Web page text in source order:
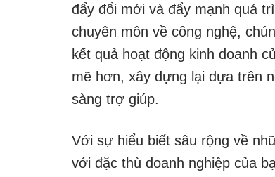
đẩy đổi mới và đẩy mạnh quá
chuyên môn về công nghệ,
kết quả hoạt động kinh doanh
mẽ hơn, xây dựng lại dựa trên
sàng trợ giúp.
Với sự hiểu biết sâu rộng về
với đặc thù doanh nghiệp của